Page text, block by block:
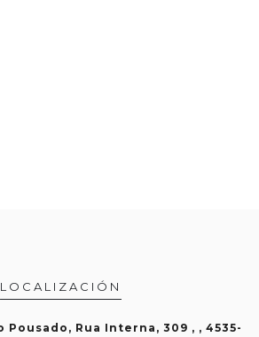
LOCALIZACIÓN
Rua Interna, 309 , , 4535-